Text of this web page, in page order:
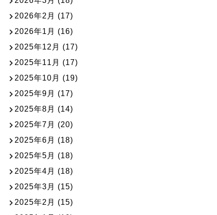
2026年2月 (17)
2026年1月 (16)
2025年12月 (17)
2025年11月 (17)
2025年10月 (19)
2025年9月 (17)
2025年8月 (14)
2025年7月 (20)
2025年6月 (18)
2025年5月 (18)
2025年4月 (18)
2025年3月 (15)
2025年2月 (15)